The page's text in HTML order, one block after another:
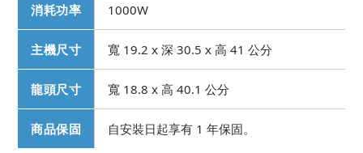
消耗功率 1000W
主機尺寸 寬 19.2 x 深 30.5 x 高 41 公分
龍頭尺寸 寬 18.8 x 高 40.1 公分
商品保固 自安裝日起享有 1 年保固。